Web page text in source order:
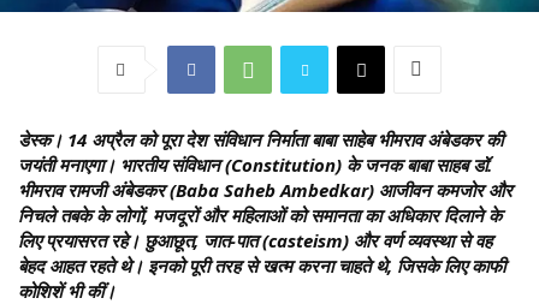
डेस्क। 14 अप्रैल को पूरा देश संविधान निर्माता बाबा साहेब भीमराव अंबेडकर की
जयंती मनाएगा। भारतीय संविधान (Constitution) के जनक बाबा साहब डॉ.
भीमराव रामजी अंबेडकर (Baba Saheb Ambedkar) आजीवन कमजोर और
निचले तबके के लोगों, मजदूरों और महिलाओं को समानता का अधिकार दिलाने के
लिए प्रयासरत रहे। छुआछूत, जात-पात (casteism) और वर्ण व्यवस्था से वह
बेहद आहत रहते थे। इनको पूरी तरह से खत्म करना चाहते थे, जिसके लिए काफी
कोशिशें भी कीं।